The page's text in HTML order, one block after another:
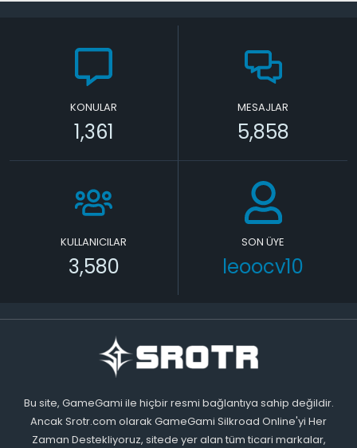
KONULAR
1,361
MESAJLAR
5,858
KULLANICILAR
3,580
SON ÜYE
leoocv10
Bu site, GameGami ile hiçbir resmi bağlantıya sahip değildir.
Ancak Srotr.com olarak GameGami Silkroad Online'yi Her
Zaman Destekliyoruz, sitede yer alan tüm ticari markalar,